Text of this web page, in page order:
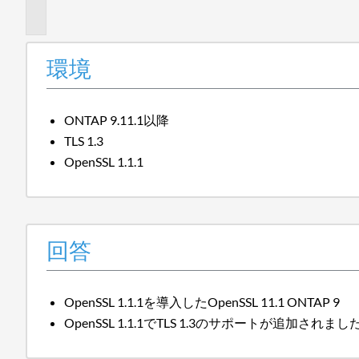
環境
ONTAP 9.11.1以降
TLS 1.3
OpenSSL 1.1.1
回答
OpenSSL 1.1.1を導入したOpenSSL 11.1 ONTAP 9
OpenSSL 1.1.1でTLS 1.3のサポートが追加されまし